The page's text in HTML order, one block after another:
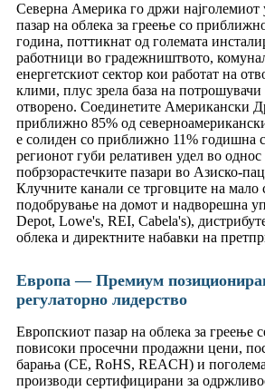
Северна Америка го држи најголемиот
пазар на облека за греење со
година, поттикнат од големата
работници во градежништвото,
енергетскиот сектор кои работат на
клими, плус зрела база на потрошувачи
отворено. Соединетите Американски
приближно 85% од
е солиден со приближно 11% годишна
регионот губи релативен удел во однос
побрзорастечките пазари во Азиско-
Клучните канали се трговците на мало
подобрување на домот и надворешна
Depot, Lowe's, REI, Cabela's),
облека и директните набавки на
Европа — Премиум
регулаторно лидерство
Европскиот пазар на облека за греење
повисоки просечни продажни цени,
барања (CE, RoHS, REACH) и поголема
производи сертифицирани за